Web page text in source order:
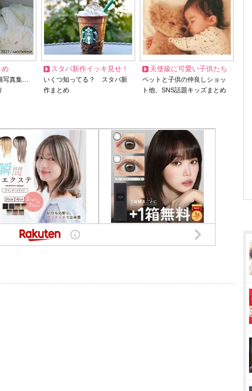
め
写真集…
スタバ新作イッキ見せ！
いくつ知ってる？ スタバ新
作まとめ
天使級に可愛い子供たち
ペットと子供の仲良しショッ
ト他、SNS話題キッズまとめ